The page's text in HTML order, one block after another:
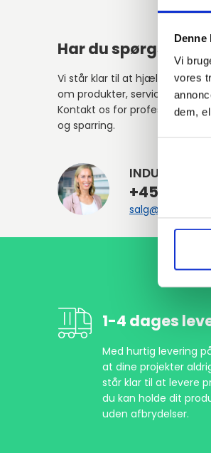
Denne
Vi
vores
dem,
Har du spørgsmål?
Vi står klar til at hjælpe med
om produkter, service eller
Kontakt os for professionel
og sparring.
INDURA DK
+45 97 13
salg@indura.com
1-4 dages
Med hurtig levering
at dine projekter
står klar til at levere
du kan holde dit
uden afbrydelser.